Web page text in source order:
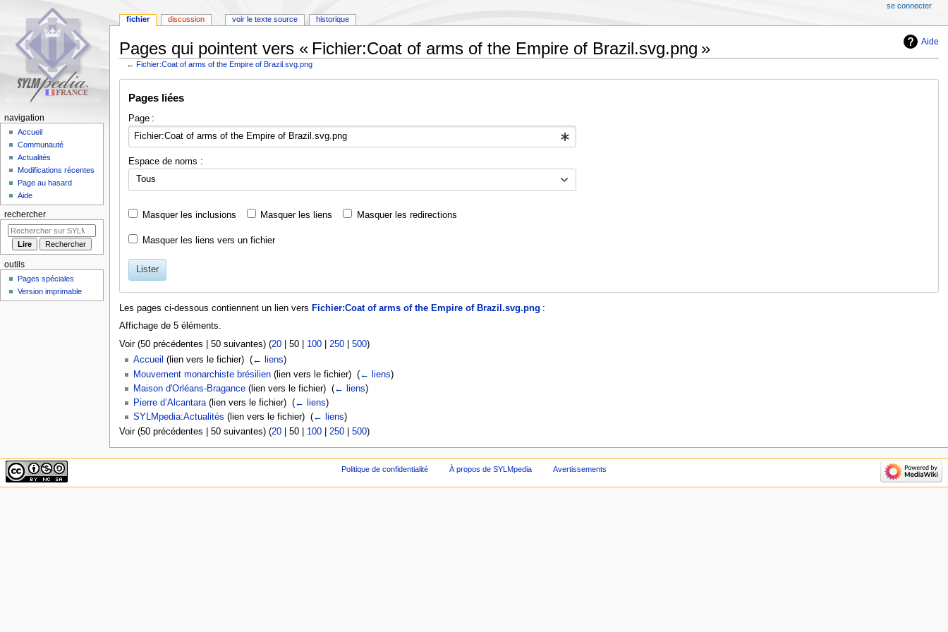
Aide
Pages qui pointent vers « Fichier:Coat of arms of the Empire of Brazil.svg.png »
← Fichier:Coat of arms of the Empire of Brazil.svg.png
navigation
recherche
Pages liées
Page :
Espace de noms :
Tous
Masquer les inclusions Masquer les liens Masquer les redirections
Masquer les liens vers un fichier
Lister
Les pages ci-dessous contiennent un lien vers Fichier:Coat of arms of the Empire of Brazil.svg.png :
Affichage de 5 éléments.
Voir (50 précédentes 50 suivantes) (20| 50| 100| 250| 500)
Accueil (lien vers le fichier) ‎ (← liens)
Mouvement monarchiste brésilien(lien vers le fichier) ‎ (← liens)
Maison d'Orléans-Bragance(lien vers le fichier) ‎ (← liens)
Pierre d’Alcantara(lien vers le fichier) ‎ (← liens)
SYLMpedia:Actualités (lien vers le fichier) ‎ (← liens)
Voir (50 précédentes 50 suivantes) (20| 50| 100| 250| 500)
fichier discussion voir le texte source historique
se connecter
navigation
Accueil
Communauté
Actualités
Modifications récentes
Page au hasard
Aide
rechercher
outils
Pages spéciales
Version imprimable
Politique de confidentialité À propos de SYLMpedia Avertissements